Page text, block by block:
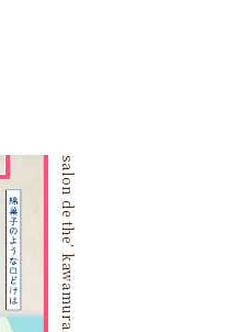
salon de the’ kawamura